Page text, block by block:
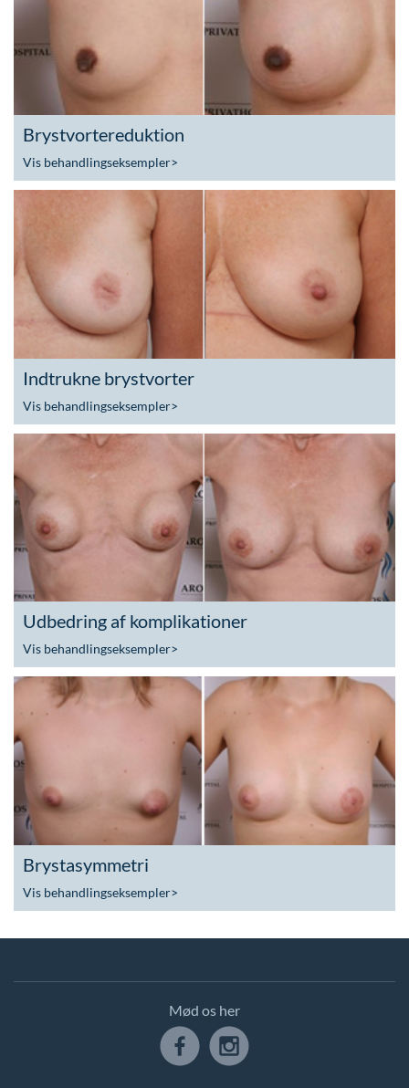
Brystvortereduktion
Vis behandlingseksempler>
Indtrukne brystvorter
Vis behandlingseksempler>
Udbedring af komplikationer
Vis behandlingseksempler>
Brystasymmetri
Vis behandlingseksempler>
Mød os her